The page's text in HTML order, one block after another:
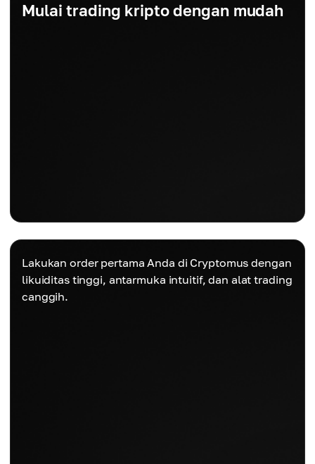
Mulai trading kripto dengan mudah
Lakukan order pertama Anda di Cryptomus dengan
likuiditas tinggi, antarmuka intuitif, dan alat trading
canggih.